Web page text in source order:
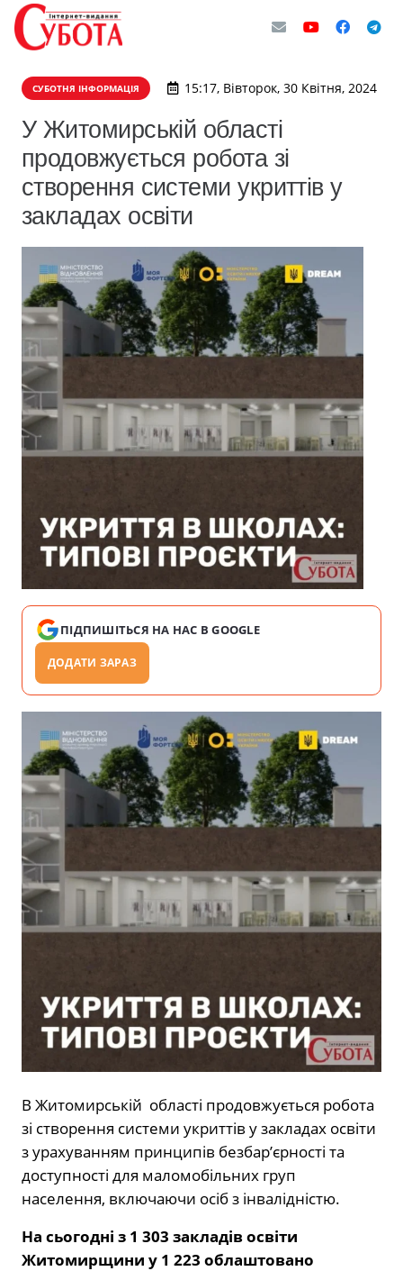
СУБОТНЯ ІНФОРМАЦІЯ 15:17, Вівторок, 30 Квітня, 2024
У Житомирській області
продовжується робота зі
створення системи укриттів у
закладах освіти
ПІДПИШІТЬСЯ НА НАС В GOOGLE
ДОДАТИ ЗАРАЗ
В Житомирській області продовжується робота
зі створення системи укриттів у закладах освіти
з урахуванням принципів безбар’єрності та
доступності для маломобільних груп
населення, включаючи осіб з інвалідністю.
На сьогодні з 1 303 закладів освіти
Житомирщини у 1 223 облаштовано